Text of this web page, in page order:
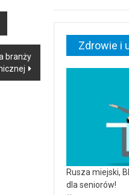
branży
Zdrowie i
Rusza miejski,
dla seniorów!